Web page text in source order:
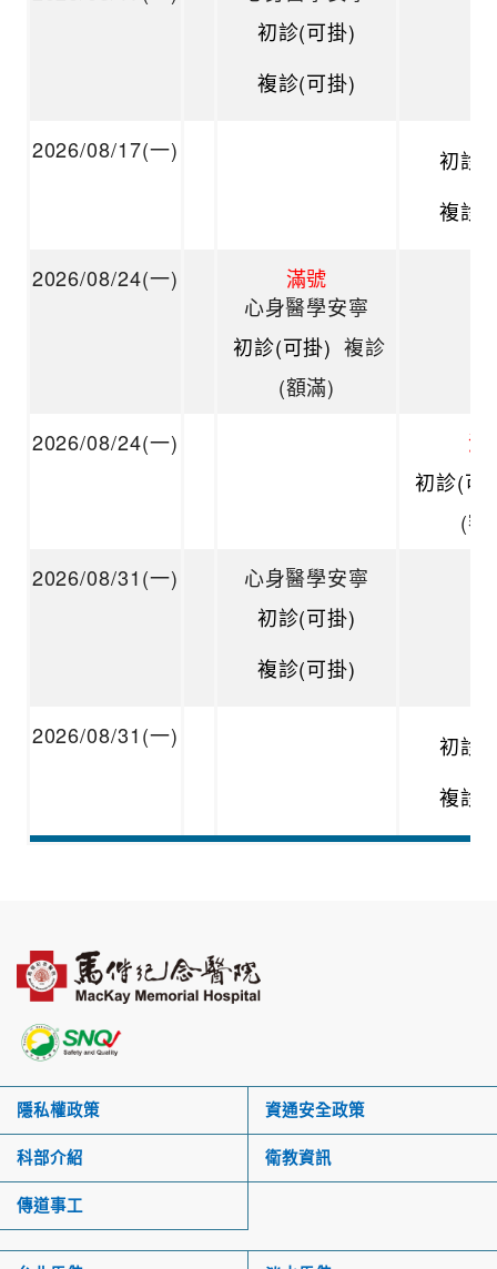
初診(可掛)
複診(可掛)
2026/08/17(一)
初診(
複診(
2026/08/24(一)
滿號
心身醫學安寧
初診(可掛) 複診
(額滿)
2026/08/24(一)
滿
初診(可
(額
2026/08/31(一)
心身醫學安寧
初診(可掛)
複診(可掛)
2026/08/31(一)
初診(
複診(
隱私權政策 資通安全政策
科部介紹 衛教資訊
傳道事工